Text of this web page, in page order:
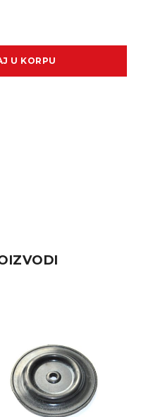
U KORPU